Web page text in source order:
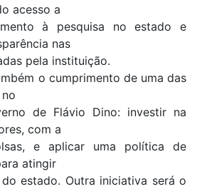
acesso a
à pesquisa no estado e
nas
pela instituição.
o cumprimento de uma das
de Flávio Dino: investir na
com a
e aplicar uma política de
atingir
estado. Outra iniciativa será o